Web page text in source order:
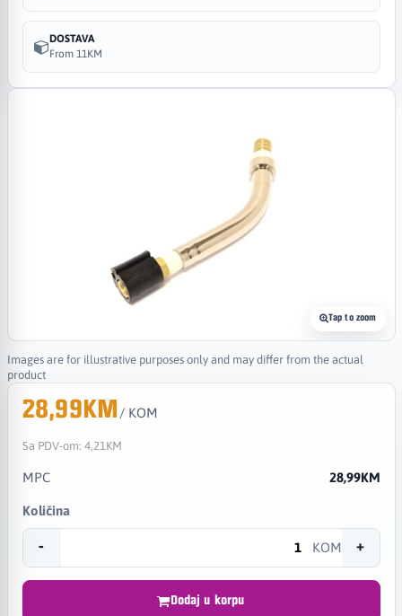
Tap to zoom
Images are for illustrative purposes only and may differ from the actual
product
DOSTAVA
From 11KM
28,99KM / KOM
Sa PDV-om: 4,21KM
MPC 28,99KM
Količina
- KOM +
Dodaj u korpu